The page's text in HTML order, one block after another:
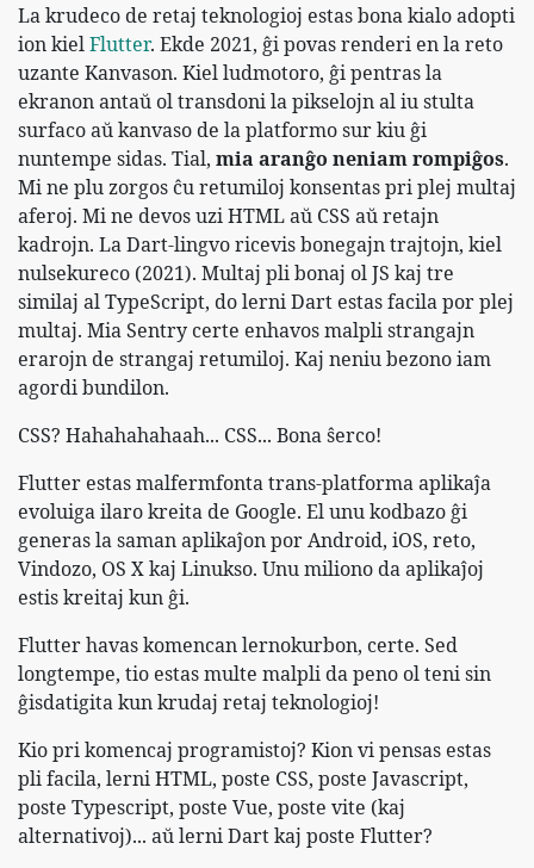
La krudeco de retaj teknologioj estas bona kialo adopti
ion kielFlutter. Ekde 2021, ĝi povas renderi en la reto
uzante Kanvason. Kiel ludmotoro, ĝi pentras la
ekranon antaŭ ol transdoni la pikselojn al iu stulta
surfaco aŭ kanvaso de la platformo sur kiu ĝi
nuntempe sidas. Tial, mia aranĝo neniam rompiĝos.
Mi ne plu zorgos ĉu retumiloj konsentas pri plej multaj
aferoj. Mi ne devos uzi HTML aŭ CSS aŭ retajn
kadrojn. La Dart-lingvo ricevis bonegajn trajtojn, kiel
nulsekureco (2021). Multaj pli bonaj ol JS kaj tre
similaj al TypeScript, do lerni Dart estas facila por plej
multaj. Mia Sentry certe enhavos malpli strangajn
erarojn de strangaj retumiloj. Kaj neniu bezono iam
agordi bundilon.
CSS? Hahahahahaah... CSS... Bona ŝerco!
Flutter estas malfermfonta trans-platforma aplikaĵa
evoluiga ilaro kreita de Google. El unu kodbazo ĝi
generas la saman aplikaĵon por Android, iOS, reto,
Vindozo, OS X kaj Linukso. Unu miliono da aplikaĵoj
estis kreitaj kun ĝi.
Flutter havas komencan lernokurbon, certe. Sed
longtempe, tio estas multe malpli da peno ol teni sin
ĝisdatigita kun krudaj retaj teknologioj!
Kio pri komencaj programistoj? Kion vi pensas estas
pli facila, lerni HTML, poste CSS, poste Javascript,
poste Typescript, poste Vue, poste vite (kaj
alternativoj)... aŭ lerni Dart kaj poste Flutter?